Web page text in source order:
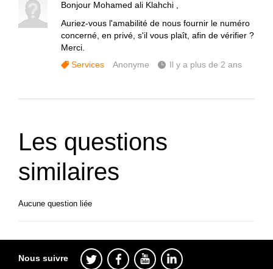
Bonjour Mohamed ali Klahchi ,
Auriez-vous l'amabilité de nous fournir le numéro
concerné, en privé, s'il vous plaît, afin de vérifier ?
Merci.
Services
Anonyme Il y a plus de 2 ans
Les questions
similaires
Aucune question liée
Nous suivre